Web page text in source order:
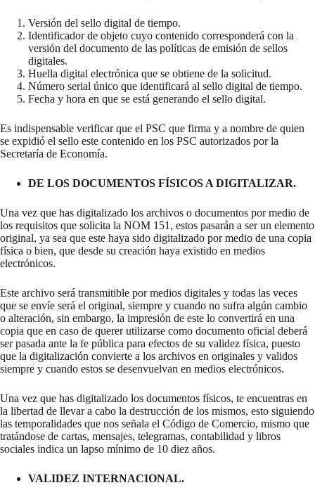
Versión del sello digital de tiempo.
Identificador de objeto cuyo contenido corresponderá con la
versión del documento de las políticas de emisión de sellos
digitales.
Huella digital electrónica que se obtiene de la solicitud.
Número serial único que identificará al sello digital de tiempo.
Fecha y hora en que se está generando el sello digital.
Es indispensable verificar que el PSC que firma y a nombre de quien
se expidió el sello este contenido en los PSC autorizados por la
Secretaría de Economía.
DE LOS DOCUMENTOS FÍSICOS A DIGITALIZAR.
Una vez que has digitalizado los archivos o documentos por medio de
los requisitos que solicita la NOM 151, estos pasarán a ser un elemento
original, ya sea que este haya sido digitalizado por medio de una copia
física o bien, que desde su creación haya existido en medios
electrónicos.
Este archivo será transmitible por medios digitales y todas las veces
que se envíe será el original, siempre y cuando no sufra algún cambio
o alteración, sin embargo, la impresión de este lo convertirá en una
copia que en caso de querer utilizarse como documento oficial deberá
ser pasada ante la fe pública para efectos de su validez física, puesto
que la digitalización convierte a los archivos en originales y validos
siempre y cuando estos se desenvuelvan en medios electrónicos.
Una vez que has digitalizado los documentos físicos, te encuentras en
la libertad de llevar a cabo la destrucción de los mismos, esto siguiendo
las temporalidades que nos señala el Código de Comercio, mismo que
tratándose de cartas, mensajes, telegramas, contabilidad y libros
sociales indica un lapso mínimo de 10 diez años.
VALIDEZ INTERNACIONAL.